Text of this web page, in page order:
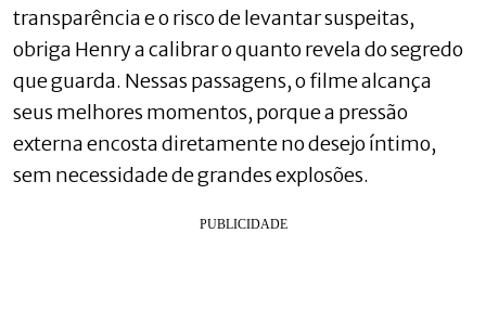
transparência e o risco de levantar suspeitas,
obriga Henry a calibrar o quanto revela do segredo
que guarda. Nessas passagens, o filme alcança
seus melhores momentos, porque a pressão
externa encosta diretamente no desejo íntimo,
sem necessidade de grandes explosões.